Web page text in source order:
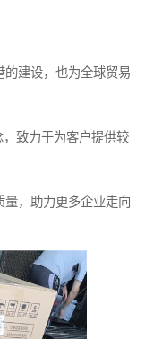
建设，也为全球贸易
致力于为客户提供较
，助力更多企业走向